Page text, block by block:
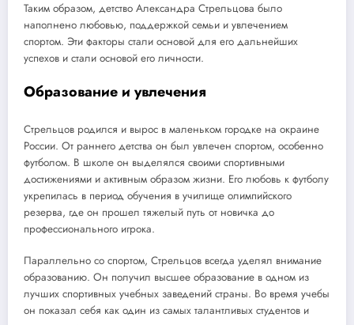
Таким образом, детство Александра Стрельцова было
наполнено любовью, поддержкой семьи и увлечением
спортом. Эти факторы стали основой для его дальнейших
успехов и стали основой его личности.
Образование и увлечения
Стрельцов родился и вырос в маленьком городке на окраине
России. От раннего детства он был увлечен спортом, особенно
футболом. В школе он выделялся своими спортивными
достижениями и активным образом жизни. Его любовь к футболу
укрепилась в период обучения в училище олимпийского
резерва, где он прошел тяжелый путь от новичка до
профессионального игрока.
Параллельно со спортом, Стрельцов всегда уделял внимание
образованию. Он получил высшее образование в одном из
лучших спортивных учебных заведений страны. Во время учебы
он показал себя как один из самых талантливых студентов и